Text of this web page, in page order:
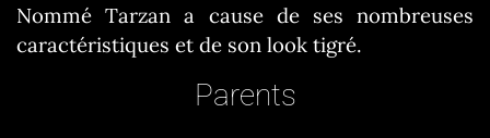
Nommé Tarzan a cause de ses nombreuses
caractéristiques et de son look tigré.
Parents